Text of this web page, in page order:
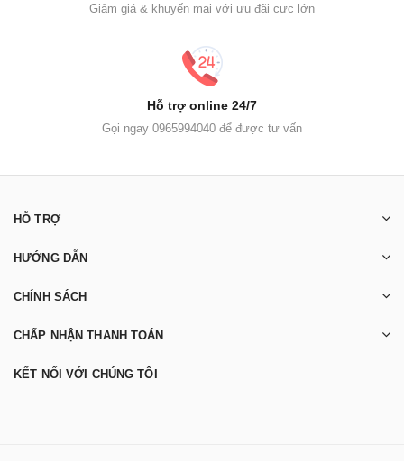
Giảm giá & khuyến mại với ưu đãi cực lớn
Hỗ trợ online 24/7
Gọi ngay 0965994040 để được tư vấn
HỖ TRỢ
HƯỚNG DẪN
CHÍNH SÁCH
CHẤP NHẬN THANH TOÁN
KẾT NỐI VỚI CHÚNG TÔI